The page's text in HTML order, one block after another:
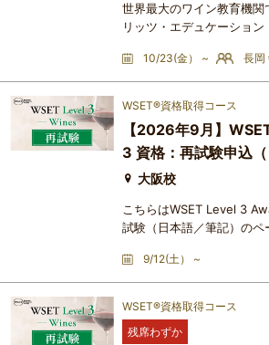
世界最大のワイン教育機
リッツ・エデュケーション
WSET®）のカリキュラム
する総合的な知識を体系
終回は、WSET®の資格認
で50 万人を超える受講者
り、まさに世界標準のワイ
す。認定校であるアカデミ
10/23(金） ~ 長岡
WSET®資格取得コース
【2026年9月】
3 資格：再試験申込（
大阪校
こちらはWSET Level 3
試験（日本語／筆記）の
飲、選択式筆記、ショート
り、個別に合否判定がな
ットが不合格であったため
なかった場合、そのユニッ
とができます。難易度は、
9/12(土） ~
WSET®資格取得コース
残席わずか